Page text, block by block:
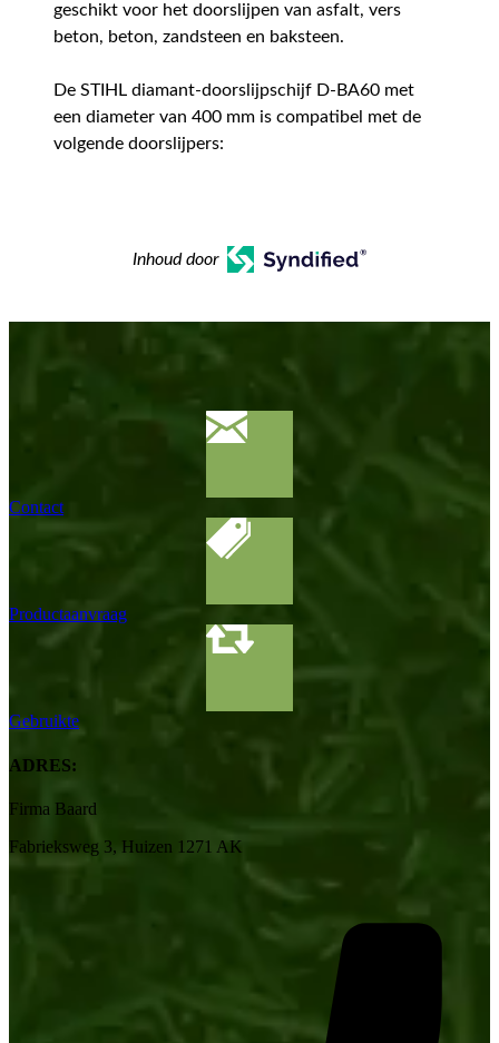
geschikt voor het doorslijpen van asfalt, vers
beton, beton, zandsteen en baksteen.
De STIHL diamant-doorslijpschijf D-BA60 met
een diameter van 400 mm is compatibel met de
volgende doorslijpers:
Inhoud door
Contact
Productaanvraag
Gebruikte
ADRES:
Firma Baard
Fabrieksweg 3, Huizen 1271 AK